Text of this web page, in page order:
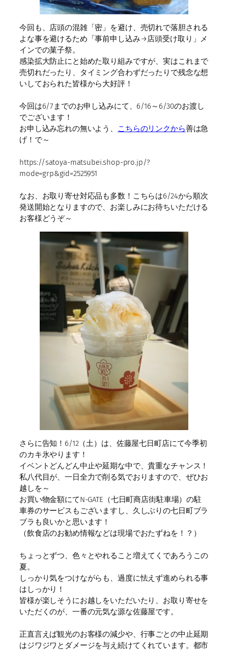
今回も、店頭の混雑「密」を避け、売切れで落胆される
よな事を避けるため「事前申し込み→店頭受け取り」メ
インでの菓子祭。
感染拡大防止にと始めた取り組みですが、実はこれまで
売切れだったり、タイミング合わずだったりで残念な想
いしておられた皆様から大好評！
今回は6/7までのお申し込みにて、6/16～6/30のお渡し
でございます！
お申し込み忘れの無いよう、
こちらのリンクから善は急
げ！で～
https://satoya-matsubei.shop-pro.jp/?
mode=grp&gid=2525951
なお、お取り寄せ対応品も多数！こちらは6/24から順次
発送開始となりますので、お楽しみにお待ちいただける
お客様どうぞ～
さらに告知！6/12（土）は、佐藤屋七日町店にて今季初
のカキ氷やります！
イベントどんどん中止や延期な中で、貴重なチャンス！
私八代目が、一日全力で削る気でおりますので、ぜひお
越しを～
お買い物金額にてN-GATE（七日町商店街駐車場）の駐
車券のサービスもございますし、久しぶりの七日町ブラ
ブラも良いかと思います！
（飲食店のお勧め情報などは現場でおたずねを！？）
ちょっとずつ、色々とやれること増えてくであろうこの
夏。
しっかり気をつけながらも、過度に怯えず進められる事
はしっかり！
皆様が楽しそうにお越しをいただいたり、お取り寄せを
いただくのが、一番の元気な源な佐藤屋です。
正直言えば観光のお客様の減少や、行事ごとの中止延期
はジワジワとダメージを与え続けてくれています。都市